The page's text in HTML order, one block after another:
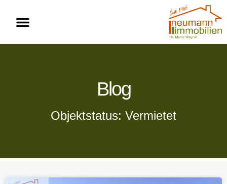
Blog
Objektstatus: Vermietet